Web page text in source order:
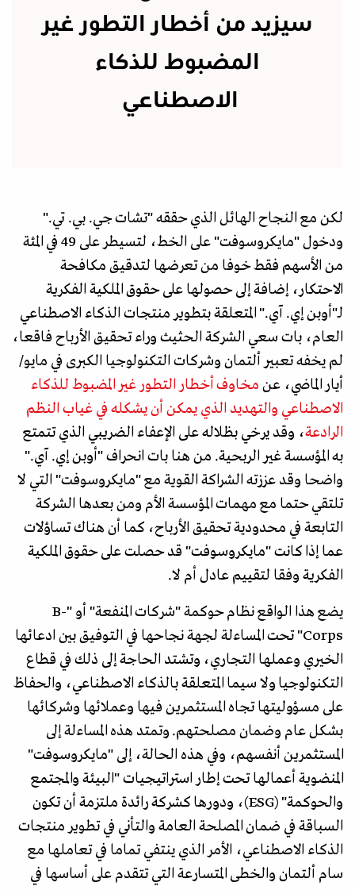
سيزيد من أخطار التطور غير
المضبوط للذكاء
الاصطناعي
لكن مع النجاح الهائل الذي حققه "تشات جي. بي. تي."
ودخول "مايكروسوفت" على الخط، لتسيطر على 49 في المئة
من الأسهم فقط خوفا من تعرضها لتدقيق مكافحة
الاحتكار، إضافة إلى حصولها على حقوق الملكية الفكرية
لـ"أوبن إي. آي." المتعلقة بتطوير منتجات الذكاء الاصطناعي
العام، بات سعي الشركة الحثيث وراء تحقيق الأرباح فاقعا،
لم يخفه تعبير ألتمان وشركات التكنولوجيا الكبرى في مايو/
أيار الماضي، عن مخاوف أخطار التطور غير المضبوط للذكاء
الاصطناعي والتهديد الذي يمكن أن يشكله في غياب النظم
الرادعة، وقد يرخي بظلاله على الإعفاء الضريبي الذي تتمتع
به المؤسسة غير الربحية. من هنا بات انحراف "أوبن إي. آي."
واضحا وقد عززته الشراكة القوية مع "مايكروسوفت" التي لا
تلتقي حتما مع مهمات المؤسسة الأم ومن بعدها الشركة
التابعة في محدودية تحقيق الأرباح، كما أن هناك تساؤلات
عما إذا كانت "مايكروسوفت" قد حصلت على حقوق الملكية
الفكرية وفقا لتقييم عادل أم لا.
يضع هذا الواقع نظام حوكمة "شركات المنفعة" أو "B-
Corps" تحت المساءلة لجهة نجاحها في التوفيق بين ادعائها
الخيري وعملها التجاري، وتشتد الحاجة إلى ذلك في قطاع
التكنولوجيا ولا سيما المتعلقة بالذكاء الاصطناعي، والحفاظ
على مسؤوليتها تجاه المستثمرين فيها وعملائها وشركائها
بشكل عام وضمان مصلحتهم. وتمتد هذه المساءلة إلى
المستثمرين أنفسهم، وفي هذه الحالة، إلى "مايكروسوفت"
المنضوية أعمالها تحت إطار استراتيجيات "البيئة والمجتمع
والحوكمة" (ESG)، ودورها كشركة رائدة ملتزمة أن تكون
السباقة في ضمان المصلحة العامة والتأني في تطوير منتجات
الذكاء الاصطناعي، الأمر الذي ينتفي تماما في تعاملها مع
سام ألتمان والخطى المتسارعة التي تتقدم على أساسها في